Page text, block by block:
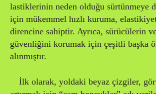
lastiklerinin neden olduğu sürtünmeye
için mükemmel hızlı kuruma,
direncine sahiptir. Ayrıca, sürücülerin
güvenliğini korumak için çeşitli başka
alınmıştır.
İlk olarak, yoldaki beyaz çizgiler,